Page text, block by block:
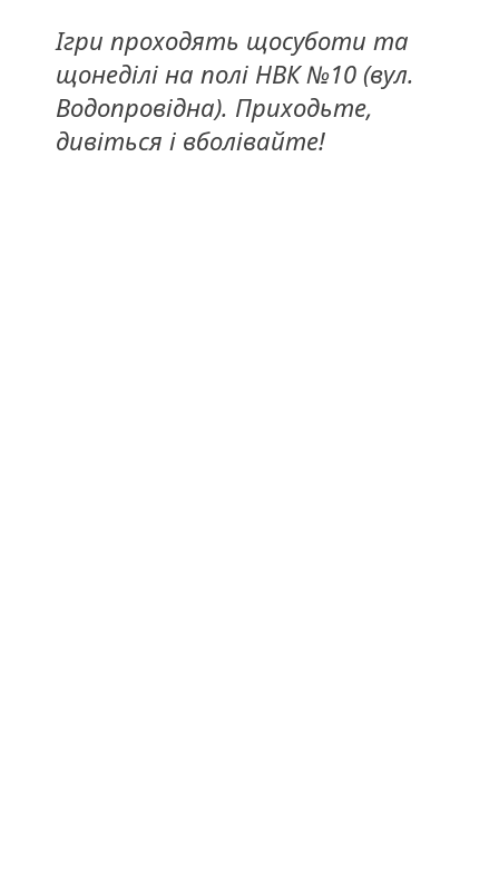
Ігри проходять щосуботи та
щонеділі на полі НВК №10 (вул.
Водопровідна). Приходьте,
дивіться і вболівайте!